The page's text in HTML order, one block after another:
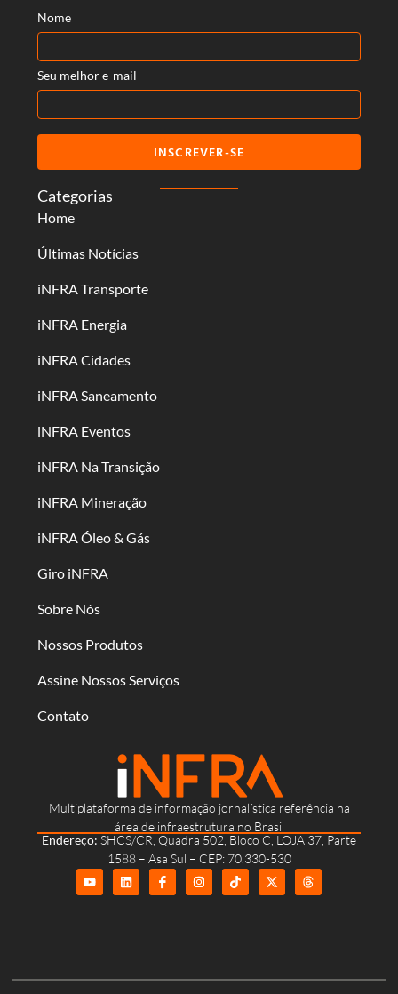
Multiplataforma de informação jornalística referência na
área de infraestrutura no Brasil
Endereço: SHCS/CR, Quadra 502, Bloco C, LOJA 37, Parte
1588 – Asa Sul – CEP: 70.330-530
Categorias
Home
Últimas Notícias
iNFRA Transporte
iNFRA Energia
iNFRA Cidades
iNFRA Saneamento
iNFRA Eventos
iNFRA Na Transição
iNFRA Mineração
iNFRA Óleo & Gás
Giro iNFRA
Sobre Nós
Nossos Produtos
Assine Nossos Serviços
Contato
Nome
Seu melhor e-mail
INSCREVER-SE